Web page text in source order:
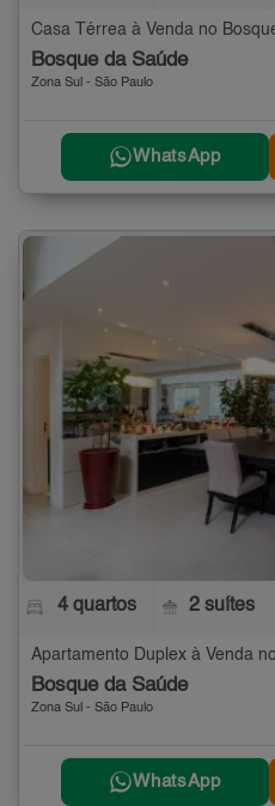
Bosque da Saúde
Zona Sul - São Paulo
WhatsApp
4 quartos 2 suítes
Bosque da Saúde
Zona Sul - São Paulo
WhatsApp